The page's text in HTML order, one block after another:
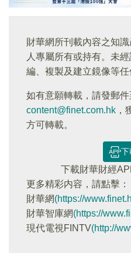
財華網所刊載內容之知
人專屬所有或持有。未
編、複製及建立鏡像等任
如有意願轉載，請發郵件
content@finet.com.hk ，
方可轉載。
下
下載財華財經
更多精彩内容，請點擊：
財華網(https://
財華智庫網(https://
現代電視FINTV(http://